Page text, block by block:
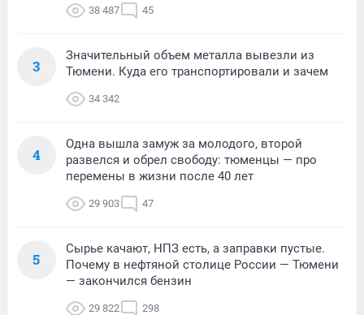
38 487 45
3
Значительный объем металла вывезли из
Тюмени. Куда его транспортировали и зачем
34 342
4
Одна вышла замуж за молодого, второй
развелся и обрел свободу: тюменцы — про
перемены в жизни после 40 лет
29 903 47
5
Сырье качают, НПЗ есть, а заправки пустые.
Почему в нефтяной столице России — Тюмени
— закончился бензин
29 822 298